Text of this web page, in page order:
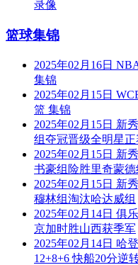
录像
篮球集锦
2025年02月16日
集锦
2025年02月15日
篮 集锦
2025年02月15日 新
组夺冠晋级全明星正赛
2025年02月15日 新
书豪组险胜里奇蒙德
2025年02月15日 新
穆林组淘汰哈达威组
2025年02月14日 俱
京加时胜山西获季军
2025年02月14日 哈
12+8+6 快船20分逆